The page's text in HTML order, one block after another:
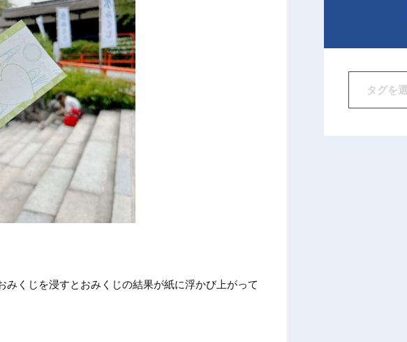
くじを浸すとおみくじの結果が紙に浮かび上がって
タグを